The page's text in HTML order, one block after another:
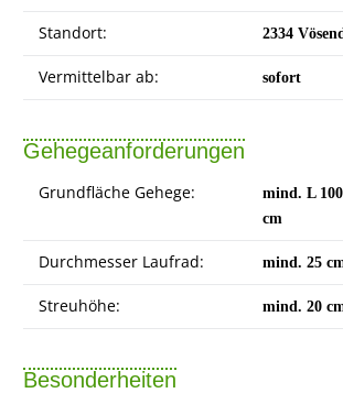
Standort: 2334
Vermittelbar ab: sofort
Gehegeanforderungen
Grundfläche Gehege:
mind. L
cm
Durchmesser Laufrad: mind. 25
Streuhöhe: mind. 20
Besonderheiten